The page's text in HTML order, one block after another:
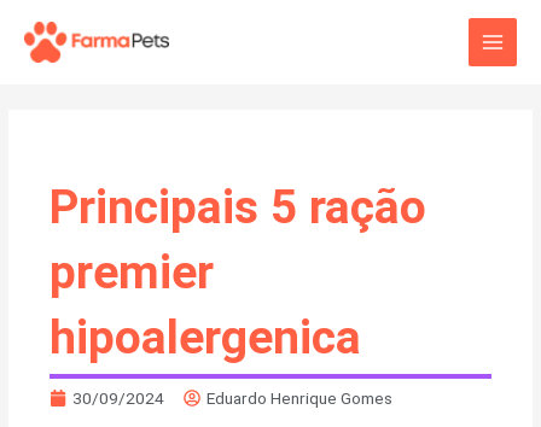
para
Main
Principais 5 ração
premier
hipoalergenica
30/09/2024 Eduardo Henrique Gomes